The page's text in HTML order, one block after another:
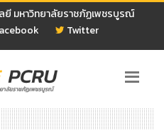
ยี มหาวิทยาลัยราชภัฏเพชรบูรณ์
Twitter